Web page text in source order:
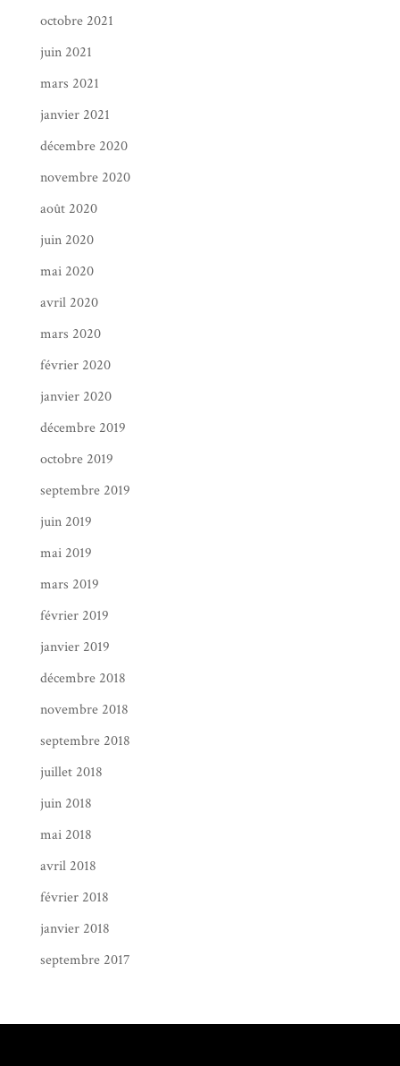
octobre 2021
juin 2021
mars 2021
janvier 2021
décembre 2020
novembre 2020
août 2020
juin 2020
mai 2020
avril 2020
mars 2020
février 2020
janvier 2020
décembre 2019
octobre 2019
septembre 2019
juin 2019
mai 2019
mars 2019
février 2019
janvier 2019
décembre 2018
novembre 2018
septembre 2018
juillet 2018
juin 2018
mai 2018
avril 2018
février 2018
janvier 2018
septembre 2017